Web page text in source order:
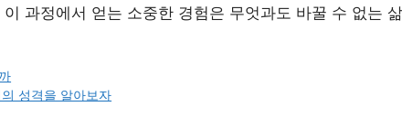
과정에서 얻는 소중한 경험은 무엇과도 바꿀 수 없는
성격을 알아보자